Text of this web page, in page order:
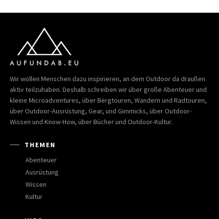
Wir wollen Menschen dazu inspirieren, an dem Outdoor da draußen
aktiv teilzuhaben. Deshalb schreiben wir über große Abenteuer und
kleine Microadventures, über Bergtouren, Wandern und Radtouren,
über Outdoor-Ausrüstung, Gear, und Gimmicks, über Outdoor-
Wissen und Know-How, über Bücher und Outdoor-Kultur.
THEMEN
Abenteuer
Ausrüstung
Wissen
Kultur